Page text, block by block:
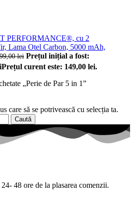
PERFORMANCE®, cu 2
Lama Otel Carbon, 5000 mAh,
lei Prețul inițial a fost:
Prețul curent este: 149,00 lei.
„Perie de Par 5 in 1”
care să se potrivească cu selecția ta.
Caută
24- 48 ore de la plasarea comenzii.